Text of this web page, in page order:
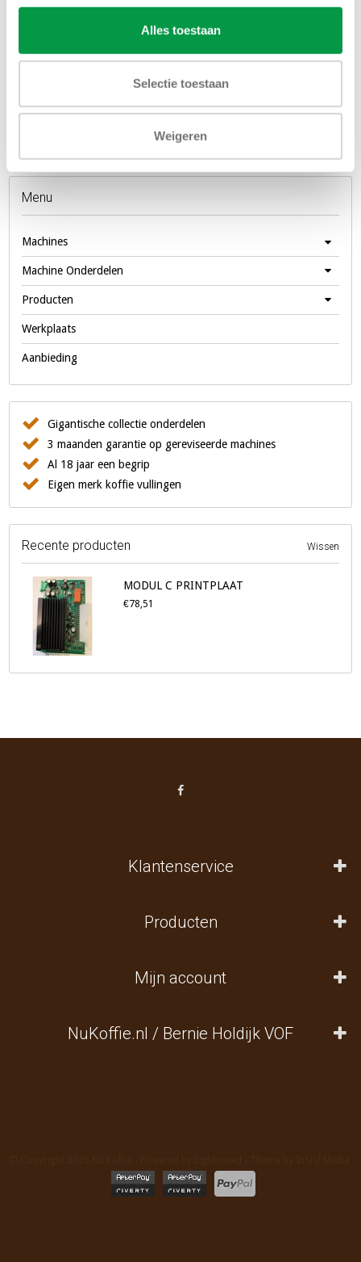
Alles toestaan
Selectie toestaan
Weigeren
Menu
Machines
Machine Onderdelen
Producten
Werkplaats
Aanbieding
Gigantische collectie onderdelen
3 maanden garantie op gereviseerde machines
Al 18 jaar een begrip
Eigen merk koffie vullingen
Recente producten Wissen
MODUL C PRINTPLAAT
€78,51
Klantenservice
Producten
Mijn account
NuKoffie.nl / Bernie Holdijk VOF